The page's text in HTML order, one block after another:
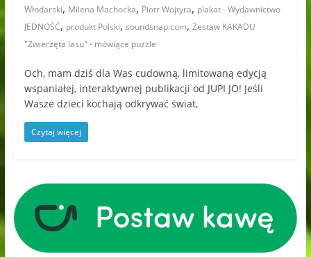
Włodarski, Milena Machocka, Piotr Wojtyra, plakat - Wydawnictwo
JEDNOŚĆ, produkt Polski, soundsnap.com, Zestaw KAKADU
"Zwierzęta lasu" - mówiące puzzle
Och, mam dziś dla Was cudowną, limitowaną edycją
wspaniałej, interaktywnej publikacji od JUPI JO! Jeśli
Wasze dzieci kochają odkrywać świat,
Czytaj więcej